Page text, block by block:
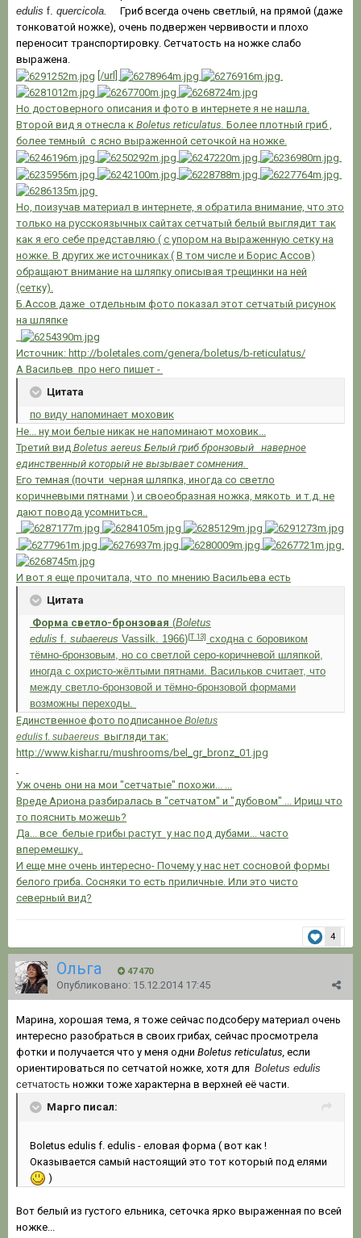
edulis f. quercicola. Гриб всегда очень светлый, на прямой (даже
тонковатой ножке), очень подвержен червивости и плохо
переносит транспортировку. Сетчатость на ножке слабо
выражена.
[/url]
Но достоверного описания и фото в интернете я не нашла.
Второй вид я отнесла к Boletus reticulatus. Более плотный гриб ,
более темный с ясно выраженной сеточкой на ножке.
Но, поизучав материал в интернете, я обратила внимание, что это
только на русскоязычных сайтах сетчатый белый выглядит так
как я его себе представляю ( с упором на выраженную сетку на
ножке. В других же источниках ( В том числе и Борис Ассов)
обращают внимание на шляпку описывая трещинки на ней
(сетку).
Б.Ассов даже отдельным фото показал этот сетчатый рисунок
на шляпке
Источник: http://boletales.com/genera/boletus/b-reticulatus/
А Васильев про него пишет -
Цитата
по виду напоминает моховик
Не... ну мои белые никак не напоминают моховик...
Третий вид Boletus aereus Белый гриб бронзовый наверное
единственный который не вызывает сомнения.
Его темная (почти черная шляпка, иногда со светло
коричневыми пятнами ) и своеобразная ножка, мякоть и т.д. не
дают повода усомниться..
И вот я еще прочитала, что по мнению Васильева есть
Цитата
Форма светло-бронзовая (Boletus
edulis f. subaereus Vassilk. 1966)[Т 13] сходна с боровиком
тёмно-бронзовым, но со светлой серо-коричневой шляпкой,
иногда с охристо-жёлтыми пятнами. Васильков считает, что
между светло-бронзовой и тёмно-бронзовой формами
возможны переходы.
Единственное фото подписанное Boletus
edulis f. subaereus выгляди так:
http://www.kishar.ru/mushrooms/bel_gr_bronz_01.jpg
Уж очень они на мои "сетчатые" похожи... ...
Вреде Ариона разбиралась в "сетчатом" и "дубовом" ... Ириш что
то пояснить можешь?
Да... все белые грибы растут у нас под дубами... часто
вперемешку..
И еще мне очень интересно- Почему у нас нет сосновой формы
белого гриба. Сосняки то есть приличные. Или это чисто
северный вид?
4
Ольга 47 470
Опубликовано: 15.12.2014 17:45
Марина, хорошая тема, я тоже сейчас подсоберу материал очень
интересно разобраться в своих грибах, сейчас просмотрела
фотки и получается что у меня одни Boletus reticulatus, если
ориентироваться по сетчатой ножке, хотя для Boletus edulis
сетчатость ножки тоже характерна в верхней её части.
Марго писал:
Boletus edulis f. edulis - еловая форма ( вот как !
Оказывается самый настоящий это тот который под елями
)
Вот белый из густого ельника, сеточка ярко выраженная по всей
ножке...